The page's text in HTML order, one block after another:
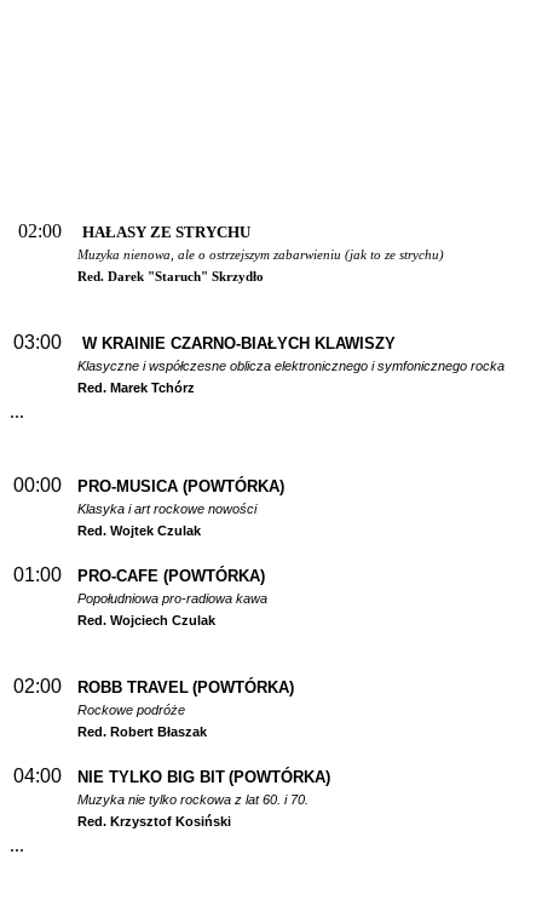
02:00 HAŁASY ZE STRYCHU
Muzyka nienowa, ale o ostrzejszym zabarwieniu (jak to ze strychu)
Red. Darek "Staruch" Skrzydło
03:00 W KRAINIE CZARNO-BIAŁYCH KLAWISZY
Klasyczne i współczesne oblicza elektronicznego i symfonicznego rocka
Red. Marek Tchórz
...
00:00 PRO-MUSICA (POWTÓRKA)
Klasyka i art rockowe nowości
Red. Wojtek Czulak
01:00 PRO-CAFE (POWTÓRKA)
Popołudniowa pro-radiowa kawa
Red. Wojciech Czulak
02:00 ROBB TRAVEL (POWTÓRKA)
Rockowe podróże
Red. Robert Błaszak
04:00 NIE TYLKO BIG BIT (POWTÓRKA)
Muzyka nie tylko rockowa z lat 60. i 70.
Red. Krzysztof Kosiński
...